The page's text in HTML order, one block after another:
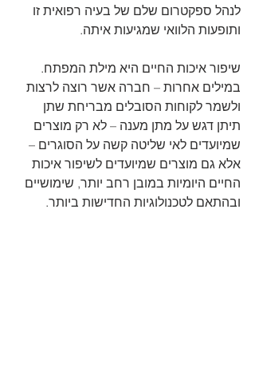
לנהל ספקטרום שלם של בעיה רפואית זו
ותופעות הלוואי שמגיעות איתה.
שיפור איכות החיים היא מילת המפתח.
במילים אחרות – חברה אשר רוצה לרצות
ולשמר לקוחות הסובלים מבריחת שתן
תיתן דגש על מתן מענה – לא רק מוצרים
שמיועדים לאי שליטה קשה על הסוגרים –
אלא גם מוצרים שמיועדים לשיפור איכות
החיים היומיות במובן רחב יותר, שימושיים
ובהתאם לטכנולוגיות החדישות ביותר.